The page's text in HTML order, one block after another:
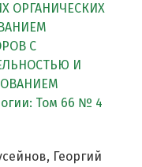
ОРГАНИЧЕСКИХ
С
И
Том 66 № 4
Георгий